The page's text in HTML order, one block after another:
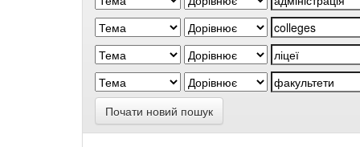
Почати новий пошук